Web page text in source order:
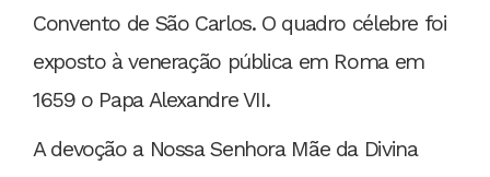
Convento de São Carlos. O quadro célebre foi
exposto à veneração pública em Roma em
1659 o Papa Alexandre VII.
A devoção a Nossa Senhora Mãe da Divina